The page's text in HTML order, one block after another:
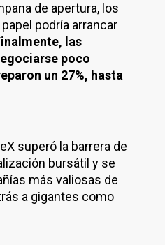
de apertura, los
podría arrancar
las
poco
un 27%, hasta
superó la barrera de
bursátil y se
más valiosas de
a gigantes como